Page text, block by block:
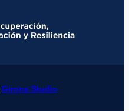
Girona Studio